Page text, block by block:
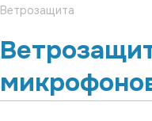
Ветрозащита